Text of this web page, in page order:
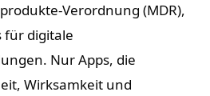
Verordnung (MDR),
für digitale
Nur Apps, die
Wirksamkeit und